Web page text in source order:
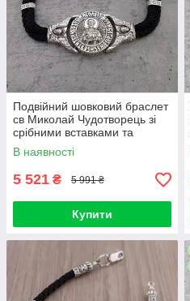
Подвійний шовковий браслет
св Миколай Чудотворець зі
срібними вставками та
замком. Чоловічий браслет
Спаси і Збережи
В наявності
5 521 ₴ 5 991 ₴
Купити